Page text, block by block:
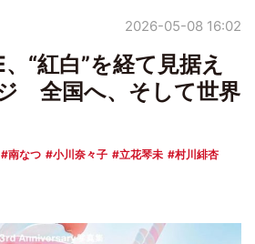
2026-05-08 16:02
“紅白”を経て見据え
全国へ、そして世界
南なつ 小川奈々子 立花琴未
村川緋杏